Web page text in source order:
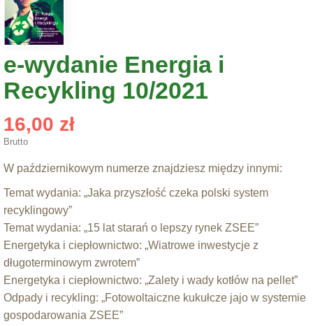
e-wydanie Energia i
Recykling 10/2021
16,00 zł
Brutto
W październikowym numerze znajdziesz między innymi:
Temat wydania: „Jaka przyszłość czeka polski system
recyklingowy”
Temat wydania: „15 lat starań o lepszy rynek ZSEE”
Energetyka i ciepłownictwo: „Wiatrowe inwestycje z
długoterminowym zwrotem”
Energetyka i ciepłownictwo: „Zalety i wady kotłów na pellet”
Odpady i recykling: „Fotowoltaiczne kukułcze jajo w systemie
gospodarowania ZSEE”